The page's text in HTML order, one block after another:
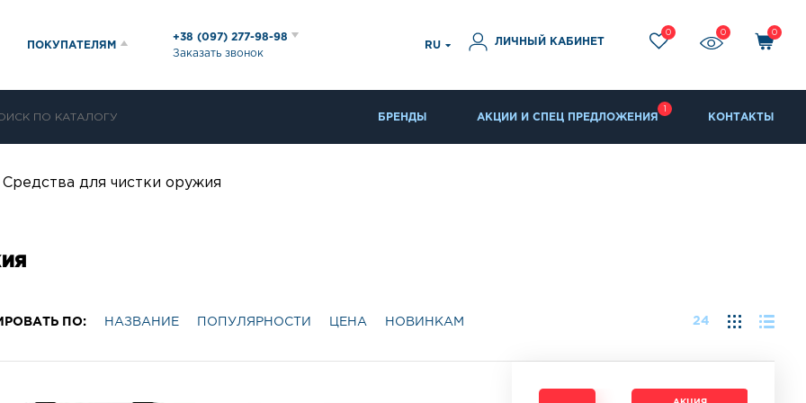
ПОКУПАТЕЛЯМ
+38 (097) 277-98-98
Заказать звонок
RU ЛИЧНЫЙ КАБИНЕТ
0 0 0
БРЕНДЫ АКЦИИ И СПЕЦ ПРЕДЛОЖЕНИЯ КОНТАКТЫ
Средства для чистки оружия
ПО: НАЗВАНИЕ ПОПУЛЯРНОСТИ ЦЕНА НОВИНКАМ 24